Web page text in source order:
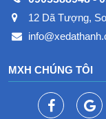
12 Dã Tượng,
MXH CHÚNG TÔI